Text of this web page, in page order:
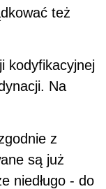
też
kodyfikacyjnej
Na
z
są już
niedługo - do